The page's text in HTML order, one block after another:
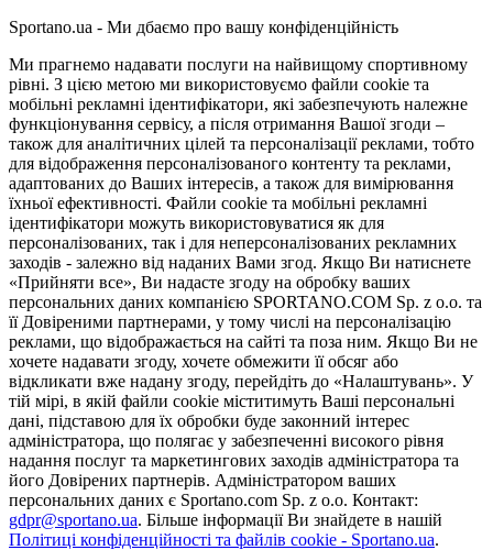
Sportano.ua - Ми дбаємо про вашу конфіденційність
Ми прагнемо надавати послуги на найвищому спортивному
рівні. З цією метою ми використовуємо файли cookie та
мобільні рекламні ідентифікатори, які забезпечують належне
функціонування сервісу, а після отримання Вашої згоди –
також для аналітичних цілей та персоналізації реклами, тобто
для відображення персоналізованого контенту та реклами,
адаптованих до Ваших інтересів, а також для вимірювання
їхньої ефективності. Файли cookie та мобільні рекламні
ідентифікатори можуть використовуватися як для
персоналізованих, так і для неперсоналізованих рекламних
заходів - залежно від наданих Вами згод. Якщо Ви натиснете
«Прийняти все», Ви надасте згоду на обробку ваших
персональних даних компанією SPORTANO.COM Sp. z o.o. та
її Довіреними партнерами, у тому числі на персоналізацію
реклами, що відображається на сайті та поза ним. Якщо Ви не
хочете надавати згоду, хочете обмежити її обсяг або
відкликати вже надану згоду, перейдіть до «Налаштувань». У
тій мірі, в якій файли cookie міститимуть Ваші персональні
дані, підставою для їх обробки буде законний інтерес
адміністратора, що полягає у забезпеченні високого рівня
надання послуг та маркетингових заходів адміністратора та
його Довірених партнерів. Адміністратором ваших
персональних даних є Sportano.com Sp. z o.o. Контакт:
gdpr@sportano.ua. Більше інформації Ви знайдете в нашій
Політиці конфіденційності та файлів cookie - Sportano.ua.